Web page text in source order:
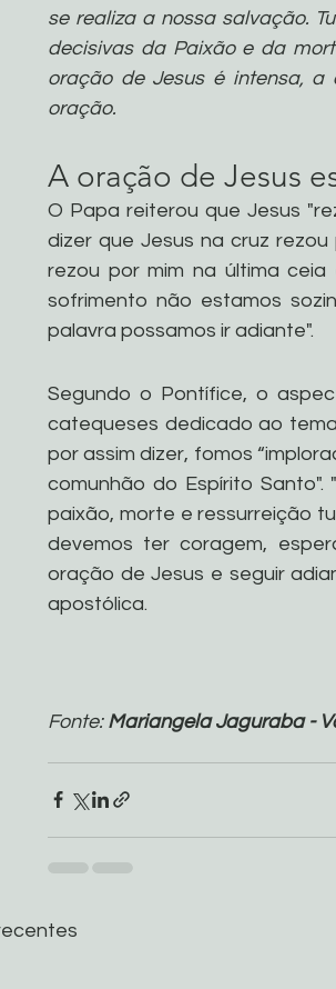
se realiza a nossa salvação.
decisivas da Paixão e da
oração de Jesus é intensa,
oração.
A oração de Jesus
O Papa reiterou que Jesus
dizer que Jesus na cruz
rezou por mim na última
sofrimento não estamos
palavra possamos ir adiante".
Segundo o Pontífice, o
catequeses dedicado ao
por assim dizer, fomos
comunhão do Espírito
paixão, morte e ressurreição
devemos ter coragem,
oração de Jesus e seguir
apostólica.
Fonte: Mariangela Jaguraba -